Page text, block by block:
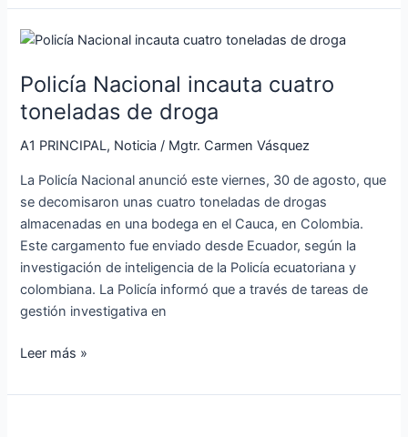
Policía Nacional incauta cuatro
toneladas de droga
A1 PRINCIPAL, Noticia / Mgtr. Carmen Vásquez
La Policía Nacional anunció este viernes, 30 de agosto, que
se decomisaron unas cuatro toneladas de drogas
almacenadas en una bodega en el Cauca, en Colombia.
Este cargamento fue enviado desde Ecuador, según la
investigación de inteligencia de la Policía ecuatoriana y
colombiana. La Policía informó que a través de tareas de
gestión investigativa en
Policía
incauta
cuatro
de
Leer más »